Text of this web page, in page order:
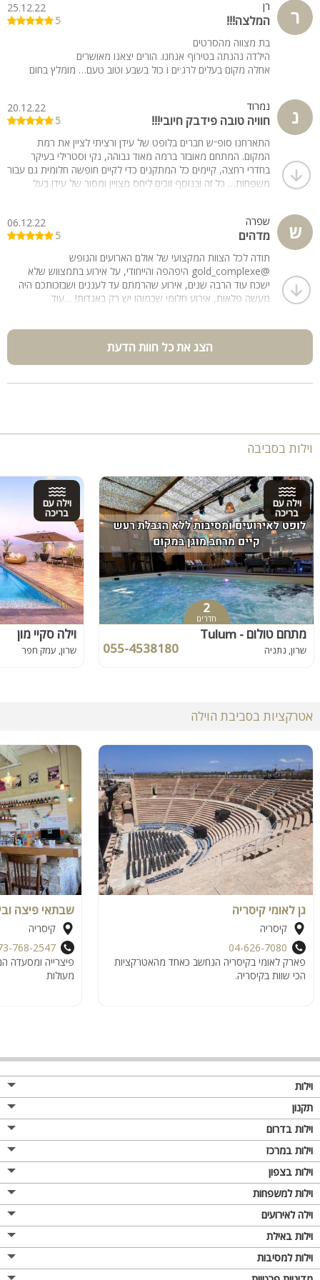
ר רן
המלצה!!!
25.12.22
5
בת מצווה מהסרטים
הילדה נהנתה בטירוף אנחנו. הורים יצאנו מאושרים
אחלה מקום בעלים לרג׳ים ו כול בשבע וטוב טעם… מומלץ בחום
נ נמרוד
חוויה טובה פידבק חיובי!!!
20.12.22
5
התארחנו סופ״ש חברים בלופט של עידן ורציתי לציין את רמת
המקום. המתחם מאובזר ברמה מאוד גבוהה, נקי וסטרילי בעיקר
בחדרי רחצה, קיימים כל המתקנים כדי לקיים חופשה חלומית גם עבור
משפחות… כל זה ובנוסף זוכים ליחס מצויין ומסור של עידן בעל
ש שפרה
מדהים
06.12.22
5
תודה לכל הצוות המקצועי של אולם הארועים והנופש
@gold_complexe היפהפה והייחודי, על אירוע בתמצווש שלא
ישכח עוד הרבה שנים, אירוע שהרמתם עד לעננים ושבזכותכם היה
מעשה פלאות, אירוע חלומי שכמוהו יש רק באגדות! …עוד
הצג את כל חוות הדעת
וילות בסביבה
וילה עם
בריכה
2
חדרים
מתחם טולום - Tulum
שרון, נתניה 055-4538180
וילה עם
בריכה
וילה סקיי מון
שרון, עמק חפר
אטרקציות בסביבת הוילה
גן לאומי קיסריה
קיסריה
04-626-7080
פארק לאומי בקיסריה הנחשב כאחד מהאטרקציות
הכי שוות בקיסריה.
שבתאי פיצה
קיסריה
768-2547
פיצרייה ומסעדה
מעולות
וילות
תקנון
וילות בדרום
וילות במרכז
וילות בצפון
וילות למשפחות
וילה לאירועים
וילות באילת
וילות למסיבות